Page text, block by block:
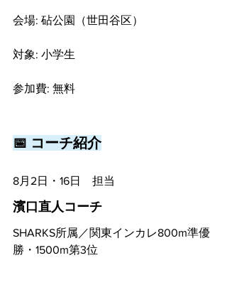
会場: 砧公園（世田谷区）
対象: 小学生
参加費: 無料
📅 コーチ紹介
8月2日・16日　担当
濱口直人コーチ
SHARKS所属／関東インカレ800m準優
勝・1500m第3位